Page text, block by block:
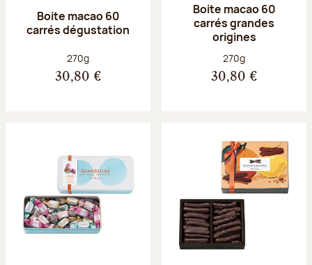
Boite macao 60
carrés dégustation
Poids net :
270g
30,80 €
Boite macao 60
carrés grandes
origines
Poids net :
270g
30,80 €